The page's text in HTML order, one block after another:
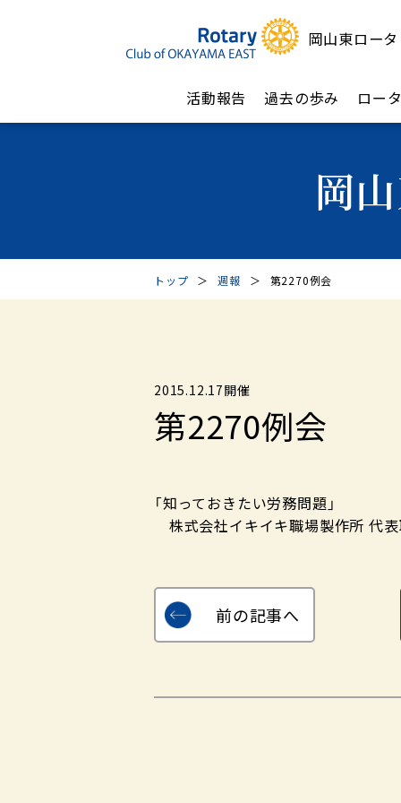
岡山東ロー
活動報告 過去の歩み ロー
岡
トップ ＞ 週報 ＞ 第2270例会
2015.12.17開催
第2270例会
「知っておきたい労務問題」
株式会社イキイキ職場製作所 代
前の記事へ